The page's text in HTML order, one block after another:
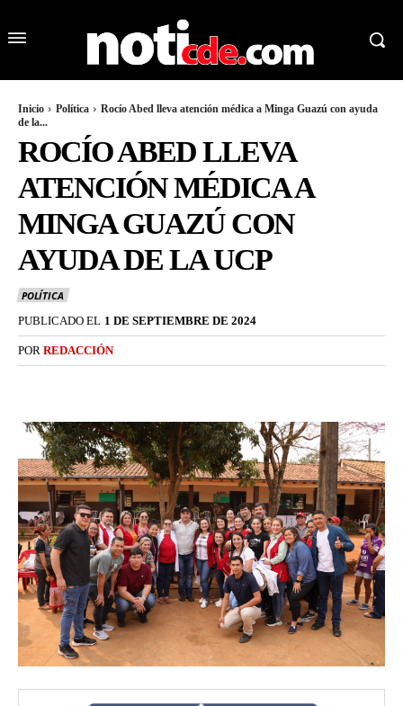
Inicio Política
Rocío Abed lleva atención médica a Minga Guazú con ayuda
de la...
ROCÍO ABED LLEVA
ATENCIÓN MÉDICA A
MINGA GUAZÚ CON
AYUDA DE LA UCP
POLÍTICA
PUBLICADO EL 1 DE SEPTIEMBRE DE 2024
POR REDACCIÓN